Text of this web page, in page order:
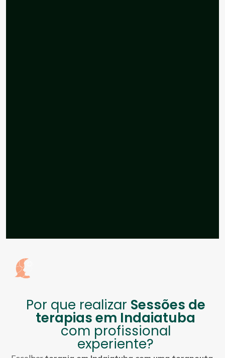
Por que realizar Sessões de
terapias em Indaiatuba
com profissional
experiente?